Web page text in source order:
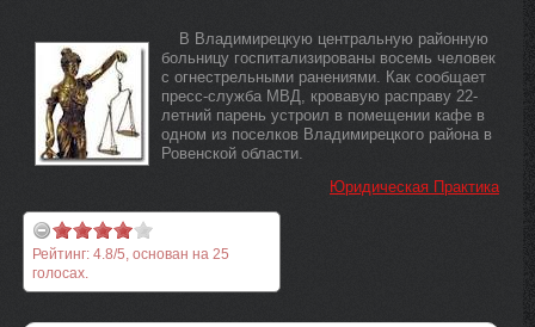
В Владимирецкую центральную районную
больницу госпитализированы восемь человек
с огнестрельными ранениями. Как сообщает
пресс-служба МВД, кровавую расправу 22-
летний парень устроил в помещении кафе в
одном из поселков Владимирецкого района в
Ровенской области.
Юридическая Практика
Рейтинг: 4.8/5, основан на 25
голосах.